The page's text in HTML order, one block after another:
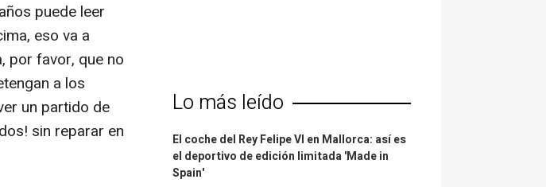
puede leer
eso va a
por favor, que no
a los
un partido de
sin reparar en
Lo más leído
El coche del Rey Felipe VI en Mallorca: así es
el deportivo de edición limitada 'Made in
Spain'